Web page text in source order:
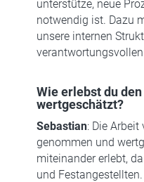
unterstütze, neue
notwendig ist. Dazu
unsere internen
Wie erlebst du
wertgeschätzt?
Sebastian: Die
genommen und
miteinander erlebt,
und